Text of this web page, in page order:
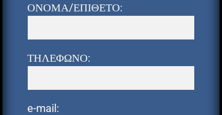
ΟΝΟΜΑ/ΕΠΙΘΕΤΟ:
ΤΗΛΕΦΩΝΟ:
e-mail: